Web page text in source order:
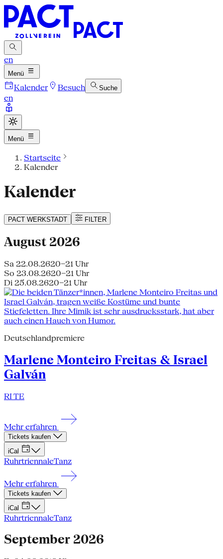
en
Menü
Kalender Besuch Suche
en
Menü
Startseite
Kalender
Kalender
PACT WERKSTADT FILTER
August 2026
Sa 22.08.2620–21 Uhr
So 23.08.2620–21 Uhr
Di 25.08.2620–21 Uhr
Deutschlandpremiere
Marlene Monteiro Freitas & Israel
Galván
RI TE
Mehr erfahren
Tickets kaufen
iCal
RuhrtriennaleTanz
Mehr erfahren
Tickets kaufen
iCal
RuhrtriennaleTanz
September 2026